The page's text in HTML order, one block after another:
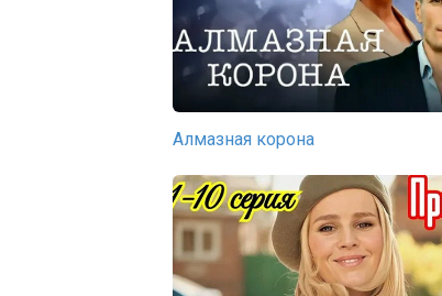
Алмазная корона